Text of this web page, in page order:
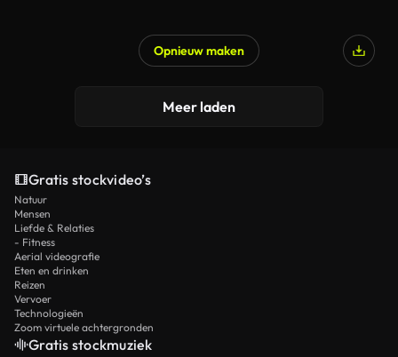
Opnieuw maken
Meer laden
Gratis stockvideo’s
Natuur
Mensen
Liefde & Relaties
- Fitness
Aerial videografie
Eten en drinken
Reizen
Vervoer
Technologieën
Zoom virtuele achtergronden
Gratis stockmuziek